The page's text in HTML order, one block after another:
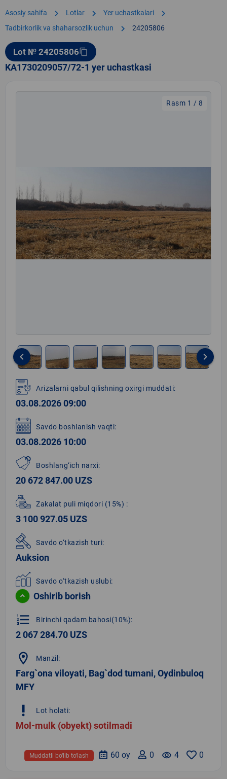
Asosiy sahifa chevron_right Lotlar chevron_right Yer uchastkalari chevron_right
Tadbirkorlik va shaharsozlik uchun chevron_right 24205806
Lot № 24205806content_copy
KA1730209057/72-1 yer uchastkasi
Rasm 1 / 8
1
of
8
keyboard_arrow_left keyboard_arrow_right
Arizalarni qabul qilishning oxirgi muddati:
03.08.2026 09:00
Savdo boshlanish vaqti:
03.08.2026 10:00
Boshlang‘ich narxi:
20 672 847.00 UZS
Zakalat puli miqdori (15%) :
3 100 927.05 UZS
Savdo o‘tkazish turi:
Auksion
Savdo o‘tkazish uslubi:
Oshirib borish
format_list_numbered Birinchi qadam bahosi(10%):
2 067 284.70 UZS
location_on Manzil:
Farg`ona viloyati, Bag`dod tumani, Oydinbuloq
MFY
priority_high Lot holati:
Mol-mulk (obyekt) sotilmadi
0
remove_red_eye 4
0
60 oy
Muddatli bo‘lib to‘lash